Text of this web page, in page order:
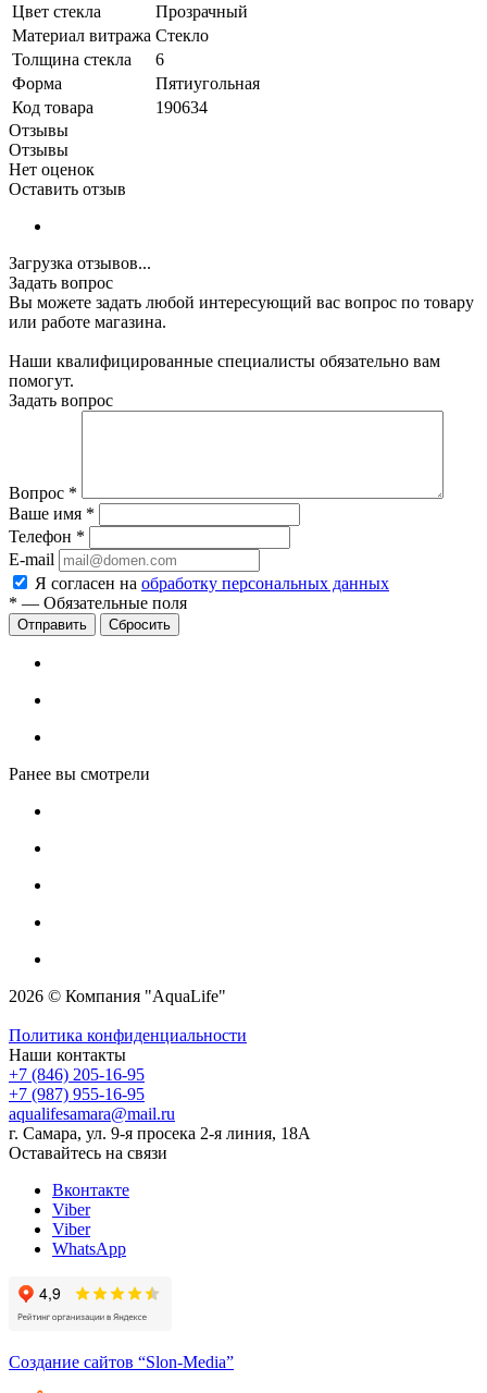
Цвет стекла
Прозрачный
Материал витража Стекло
Толщина стекла
6
Форма
Пятиугольная
Код товара
190634
Отзывы
Отзывы
Нет оценок
Оставить отзыв
Загрузка отзывов...
Задать вопрос
Вы можете задать любой интересующий вас вопрос по товару
или работе магазина.
Наши квалифицированные специалисты обязательно вам
помогут.
Задать вопрос
Вопрос *
Ваше имя *
Телефон *
E-mail
Я согласен на обработку персональных данных
* — Обязательные поля
Сбросить
Ранее вы смотрели
2026 © Компания "AquaLife"
Политика конфиденциальности
Наши контакты
+7 (846) 205-16-95
+7 (987) 955-16-95
aqualifesamara@mail.ru
г. Самара, ул. 9-я просека 2-я линия, 18А
Оставайтесь на связи
Вконтакте
Viber
Viber
WhatsApp
Создание сайтов “Slon-Media”